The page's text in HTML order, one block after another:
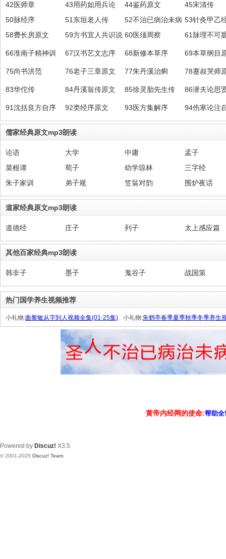
42医师章
43用药如用兵论 44鉴药原文
45宋清传
50脉经序
51东垣老人传 52不治已病治未病 53针灸甲乙
58费长房原文
59方书宜人共识说 60医须周察 61脉理不可
66淮南子精神训 67汉书艺文志序 68新修本草序 69本草纲目
75尚书洪范 76老子三章原文 77朱丹溪治痢 78蹇叔哭师
83华佗传 84丹溪翁传原文 85徐灵胎先生传 86潜夫论思
91沈括良方自序 92类经序原文 93医方集解序 94伤寒论注
儒家经典原文mp3朗读
论语 大学 中庸
孟子
菜根谭
荀子 幼学琼林
三字经
朱子家训
弟子规 笠翁对韵 围炉夜话
道家经典原文mp3朗读
道德经 庄子 列子 太上感应篇
其他百家经典mp3朗读
韩非子 墨子 鬼谷子 战国策
热门国学养生视频推荐
小礼物:曲黎敏从字到人视频全集(01-25集) 小礼物:朱鹤亭春季夏季秋季冬季养生
黄帝内经网的使命:帮助
Powered by Discuz! X3.5
© 2001-2025 Discuz! Team